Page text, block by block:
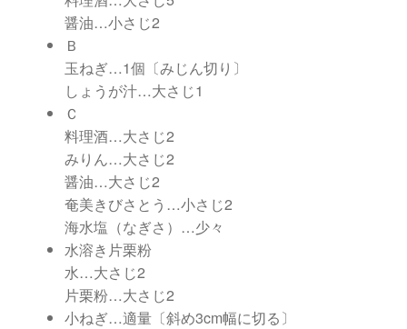
醤油…小さじ2
Ｂ
玉ねぎ…1個〔みじん切り〕
しょうが汁…大さじ1
Ｃ
料理酒…大さじ2
みりん…大さじ2
醤油…大さじ2
奄美きびさとう…小さじ2
海水塩（なぎさ）…少々
水溶き片栗粉
水…大さじ2
片栗粉…大さじ2
小ねぎ…適量〔斜め3cm幅に切る〕